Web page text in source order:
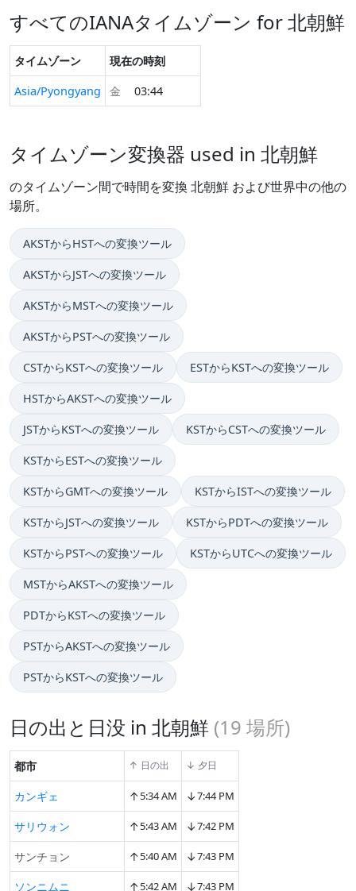
すべてのIANAタイムゾーン for 北朝鮮
タイムゾーン
現在の時刻
Asia/Pyongyang
金 03:44
タイムゾーン変換器 used in 北朝鮮
のタイムゾーン間で時間を変換 北朝鮮 および世界中の他の
場所。
AKSTからHSTへの変換ツール
AKSTからJSTへの変換ツール
AKSTからMSTへの変換ツール
AKSTからPSTへの変換ツール
CSTからKSTへの変換ツール ESTからKSTへの変換ツール
HSTからAKSTへの変換ツール
JSTからKSTへの変換ツール KSTからCSTへの変換ツール
KSTからESTへの変換ツール
KSTからGMTへの変換ツール KSTからISTへの変換ツール
KSTからJSTへの変換ツール KSTからPDTへの変換ツール
KSTからPSTへの変換ツール KSTからUTCへの変換ツール
MSTからAKSTへの変換ツール
PDTからKSTへの変換ツール
PSTからAKSTへの変換ツール
PSTからKSTへの変換ツール
日の出と日没 in 北朝鮮 (19 場所)
都市 ↑ 日の出 ↓ 夕日
カンギェ ↑5:34 AM ↓7:44 PM
サリウォン ↑5:43 AM ↓7:42 PM
サンチョン ↑5:40 AM ↓7:43 PM
ソンニムニ ↑5:42 AM ↓7:43 PM